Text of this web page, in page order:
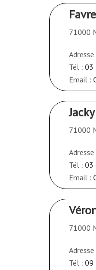
71000
Tél : 03
Email :
71000
Tél : 03
Email :
71000
Tél : 09